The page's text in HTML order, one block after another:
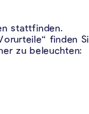
stattfinden.
finden
zu beleuchten: